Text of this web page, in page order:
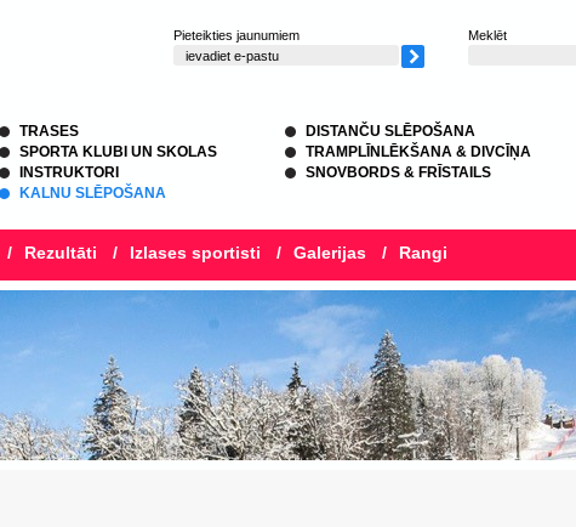
Pieteikties jaunumiem Meklēt
TRASES
SPORTA KLUBI UN SKOLAS
INSTRUKTORI
KALNU SLĒPOŠANA
DISTANČU SLĒPOŠANA
TRAMPLĪNLĒKŠANA & DIVCĪŅA
SNOVBORDS & FRĪSTAILS
/ Rezultāti / Izlases sportisti / Galerijas / Rangi